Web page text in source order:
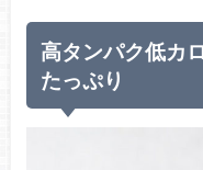
高タンパク低カ
たっぷり